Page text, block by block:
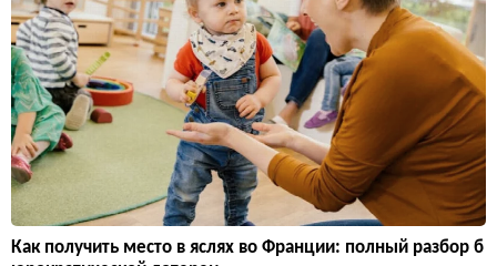
Как получить место в яслях во Франции: полный разбор б